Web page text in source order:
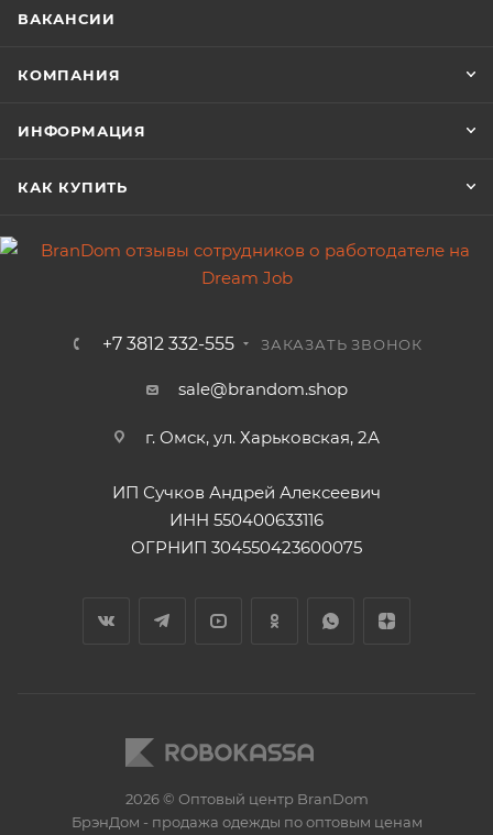
ВАКАНСИИ
КОМПАНИЯ
ИНФОРМАЦИЯ
КАК КУПИТЬ
+7 3812 332-555 ЗАКАЗАТЬ ЗВОНОК
sale@brandom.shop
г. Омск, ул. Харьковская, 2А
ИП Сучков Андрей Алексеевич
ИНН 550400633116
ОГРНИП 304550423600075
2026 © Оптовый центр BranDom
БрэнДом - продажа одежды по оптовым ценам